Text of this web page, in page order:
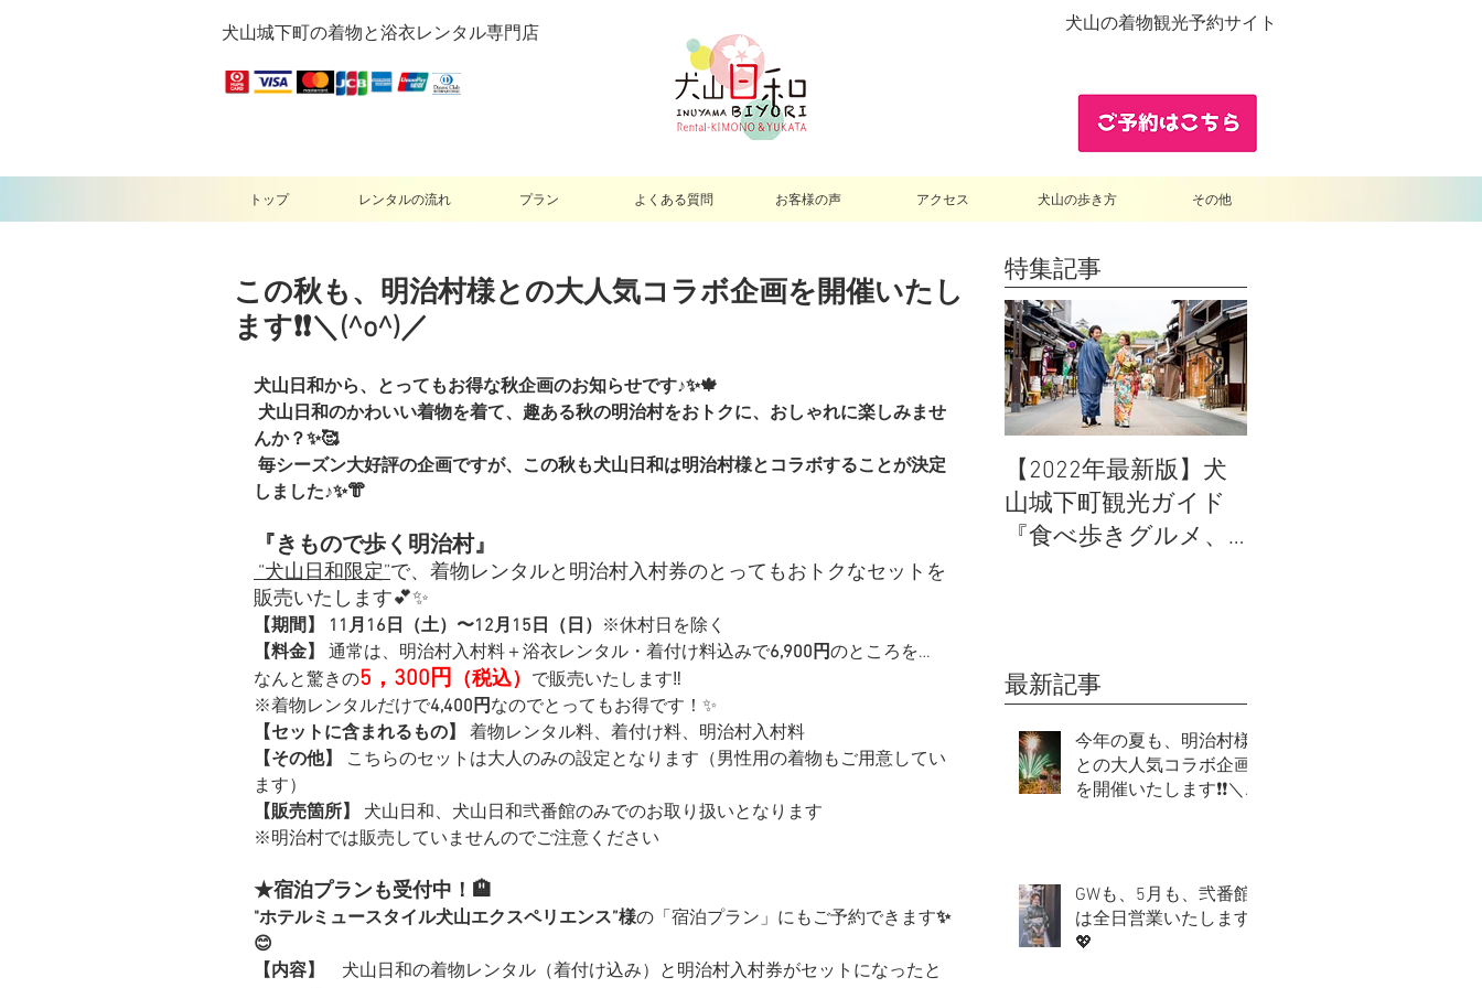
犬山城下町の着物と浴衣レンタル専門店
犬山の着物観光予約サイト
トップ レンタルの流れ プラン よくある質問 お客様の声 アクセス 犬山の歩き方 その他
特集記事
【2022年最新版】犬
山城下町観光ガイド
『食べ歩きグルメ、
最新記事
今年の夏も、明治村様
との大人気コラボ企画
を開催いたします❗❗＼
GWも、5月も、弐番館
は全日営業いたします
💖
この秋も、明治村様との大人気コラボ企画を開催いたし
ます❗❗＼(^o^)／
犬山日和から、とってもお得な秋企画のお知らせです♪✨🍁
犬山日和のかわいい着物を着て、趣ある秋の明治村をおトクに、おしゃれに楽しみませ
んか？✨🥰
毎シーズン大好評の企画ですが、この秋も犬山日和は明治村様とコラボすることが決定
しました♪✨👘
『きもので歩く明治村』
“犬山日和限定”で、着物レンタルと明治村入村券のとってもおトクなセットを
販売いたします💕✨
【期間】 11月16日（土）〜12月15日（日） ※休村日を除く
【料金】 通常は、明治村入村料＋浴衣レンタル・着付け料込みで6,900円のところを…
なんと驚きの5，300円 （税込） で販売いたします‼️
※着物レンタルだけで4,400円なのでとってもお得です！✨
【セットに含まれるもの】
着物レンタル料、着付け料、明治村入村料
【その他】
こちらのセットは大人のみの設定となります（男性用の着物もご用意してい
ます）
【販売箇所】
犬山日和、犬山日和弐番館のみでのお取り扱いとなります
※明治村では販売していませんのでご注意ください
★宿泊プランも受付中！🏨
"ホテルミュースタイル犬山エクスペリエンス”様の「宿泊プラン」にもご予約できます✨
😊
【内容】 犬山日和の着物レンタル（着付け込み）と明治村入村券がセットになったと